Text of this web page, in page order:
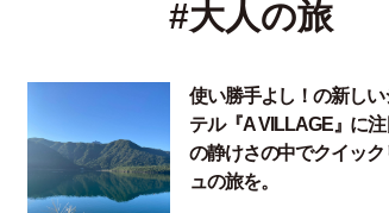
#大人の旅
使い勝手よし！の新しい
テル『A VILLAGE』に
の静けさの中でクイック
ュの旅を。